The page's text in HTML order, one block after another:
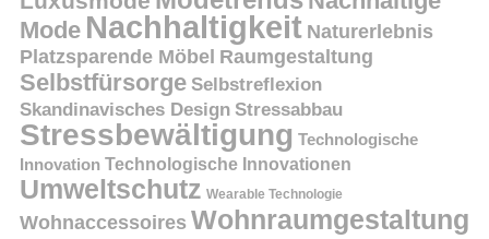
Mode Nachhaltigkeit Naturerlebnis
Platzsparende Möbel Raumgestaltung
Selbstfürsorge Selbstreflexion
Skandinavisches Design Stressabbau
Stressbewältigung Technologische
Innovation Technologische Innovationen
Umweltschutz Wearable Technologie
Wohnaccessoires Wohnraumgestaltung